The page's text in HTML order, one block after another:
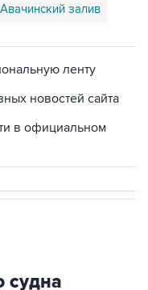
Авачинский залив
ленту
новостей сайта
в официальном
судна